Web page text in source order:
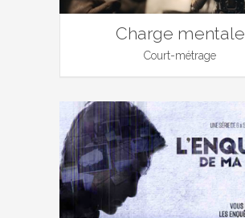
Charge mentale
Court-métrage